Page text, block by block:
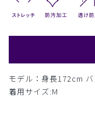
モデル：身長172cm
着用サイズ:M